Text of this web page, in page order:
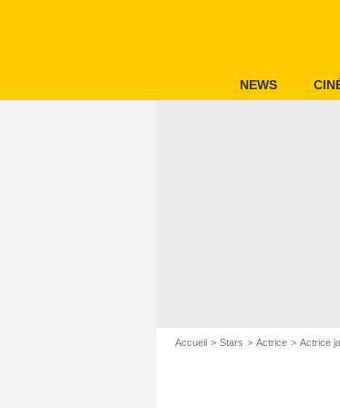
NEWS
Accueil Stars Actrice Actrice